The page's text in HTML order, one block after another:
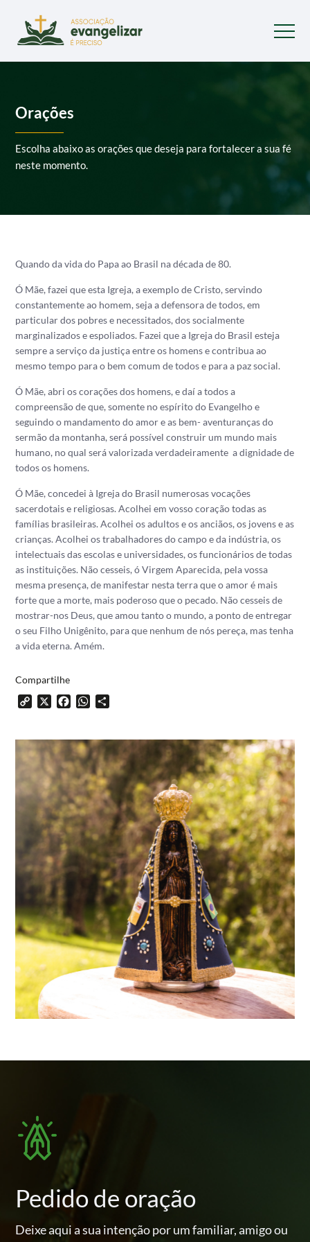
Orações
Escolha abaixo as orações que deseja para fortalecer a sua fé
neste momento.
Quando da vida do Papa ao Brasil na década de 80.
Ó Mãe, fazei que esta Igreja, a exemplo de Cristo, servindo
constantemente ao homem, seja a defensora de todos, em
particular dos pobres e necessitados, dos socialmente
marginalizados e espoliados. Fazei que a Igreja do Brasil esteja
sempre a serviço da justiça entre os homens e contribua ao
mesmo tempo para o bem comum de todos e para a paz social.
Ó Mãe, abri os corações dos homens, e daí a todos a
compreensão de que, somente no espírito do Evangelho e
seguindo o mandamento do amor e as bem- aventuranças do
sermão da montanha, será possível construir um mundo mais
humano, no qual será valorizada verdadeiramente a dignidade de
todos os homens.
Ó Mãe, concedei à Igreja do Brasil numerosas vocações
sacerdotais e religiosas. Acolhei em vosso coração todas as
famílias brasileiras. Acolhei os adultos e os anciãos, os jovens e as
crianças. Acolhei os trabalhadores do campo e da indústria, os
intelectuais das escolas e universidades, os funcionários de todas
as instituições. Não cesseis, ó Virgem Aparecida, pela vossa
mesma presença, de manifestar nesta terra que o amor é mais
forte que a morte, mais poderoso que o pecado. Não cesseis de
mostrar-nos Deus, que amou tanto o mundo, a ponto de entregar
o seu Filho Unigênito, para que nenhum de nós pereça, mas tenha
a vida eterna. Amém.
Compartilhe
Copy X FacebookWhatsApp
Pedido de oração
Deixe aqui a sua intenção por um familiar, amigo ou